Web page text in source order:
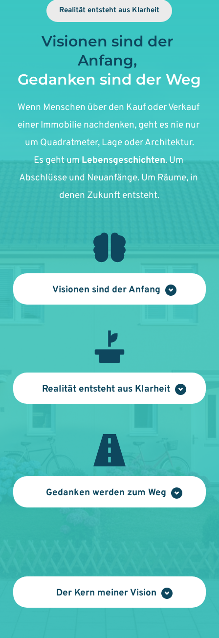
Realität entsteht aus Klarheit
Visionen sind der
Anfang,
Gedanken sind der Weg
Wenn Menschen über den Kauf oder Verkauf
einer Immobilie nachdenken, geht es nie nur
um Quadratmeter, Lage oder Architektur.
Es geht um Lebensgeschichten. Um
Abschlüsse und Neuanfänge. Um Räume, in
denen Zukunft entsteht.
Visionen sind der Anfang
Bevor ein Exposé entsteht, ein Vertrag
unterschrieben wird oder ein Schlüssel
gibt es ein Bild
Das Bild davon, wie ein Haus neuen
Raum für das Nächste zu
Diese Vision ist mein Kompass. Sie
zeigt mir, wohin wir gemeinsam
Realität entsteht aus Klarheit
So wird aus einem Wunsch ein Ziel.
Aus Planung ein Ergebnis.
Aus einer Immobilie ein neues
Verkaufsabschluss, der sich richtig
Gedanken werden zum Weg
eine strategische Marktanalyse
Der Kern meiner Vision